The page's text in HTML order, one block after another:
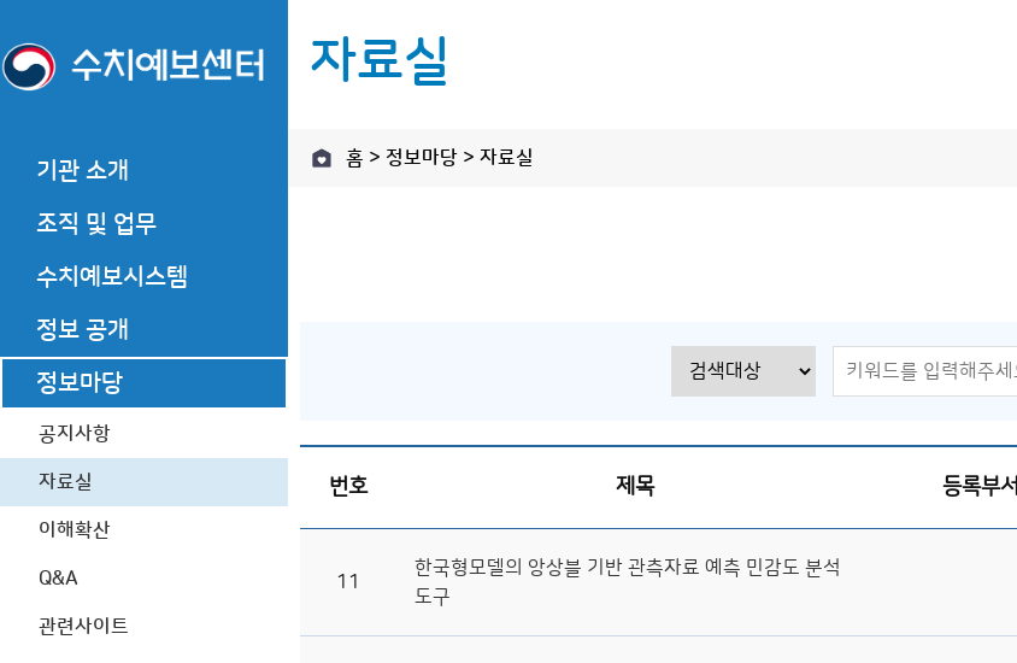
기관 소개
기관장 소개
기관장 인사말
연혁
찾아오시는 길
조직 및 업무
조직·직원
주요 업무
수치예보시스템
수치예보
수치예보 수행과정
자료동화
수치예보모델
후처리
정보 공개
정보공개제도 안내
정보공개 청구
사전정보 공개
업무추진비
정보마당
공지사항
자료실
이해확산
Q&A
관련사이트
기관 소개
연혁
찾아오시는 길
조직 및 업무
자료동화
수치예보모델
운영현황(연도별)
자료실
홈 > 정보마당 > 자료실
번호 제목 등록부서
11
한국형모델의 앙상블 기반 관측자료 예측 민감도 분석
도구